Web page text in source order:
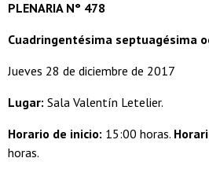
PLENARIA N° 478
Cuadringentésima septuagésima
Jueves 28 de diciembre de 2017
Lugar: Sala Valentín Letelier.
Horario de inicio: 15:00 horas.
horas.